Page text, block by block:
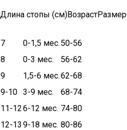
Длина стопы (см)ВозрастРазмер
7 0-1,5 мес. 50-56
8
0-3 мес.
56-62
9
1,5-6 мес.62-68
9-10 3-9 мес.
68-74
11-126-12 мес. 74-80
12-13 9-18 мес. 80-86